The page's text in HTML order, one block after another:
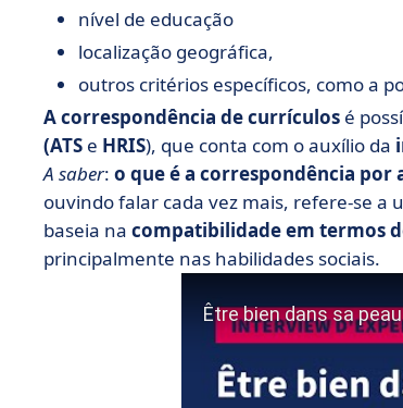
nível de educação
localização geográfica,
outros critérios específicos, como a
A correspondência de currículos é
(ATS e HRIS), que conta com o auxílio da
A saber: o que é a correspondência por
ouvindo falar cada vez mais, refere-se a
baseia na compatibilidade em termos
principalmente nas habilidades sociais.